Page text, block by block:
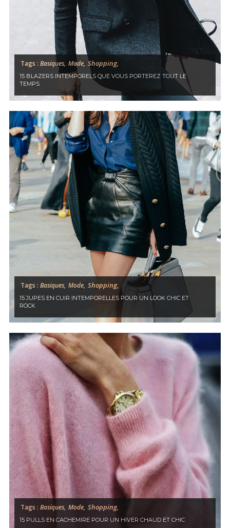
Tags : Basiques, Mode, Shopping,
15 BLAZERS INTEMPORELS QUE VOUS PORTEREZ TOUT LE
TEMPS
Tags : Basiques, Mode, Shopping,
15 JUPES EN CUIR INTEMPORELLES POUR UN LOOK CHIC ET
ROCK
Tags : Basiques, Mode, Shopping,
15 PULLS EN CACHEMIRE POUR UN HIVER CHAUD ET CHIC